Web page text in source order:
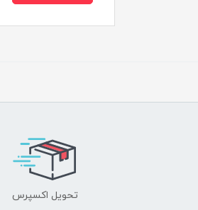
تحویل اکسپرس